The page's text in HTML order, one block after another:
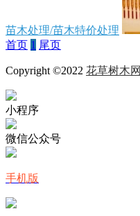
苗木处理/苗木特价处理
首页 1 尾页
Copyright ©2022 花草树木网
小程序
微信公众号
手机版